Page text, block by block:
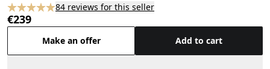
84 reviews for this seller
€239
Make an offer Add to cart